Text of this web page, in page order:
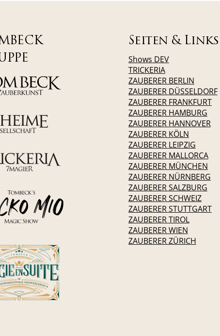
Seiten & Links
Shows DEV
TRICKERIA
ZAUBERER BERLIN
ZAUBERER DÜSSELDORF
ZAUBERER FRANKFURT
ZAUBERER HAMBURG
ZAUBERER HANNOVER
ZAUBERER KÖLN
ZAUBERER LEIPZIG
ZAUBERER MALLORCA
ZAUBERER MÜNCHEN
ZAUBERER NÜRNBERG
ZAUBERER SALZBURG
ZAUBERER SCHWEIZ
ZAUBERER STUTTGART
ZAUBERER TIROL
ZAUBERER WIEN
ZAUBERER ZÜRICH